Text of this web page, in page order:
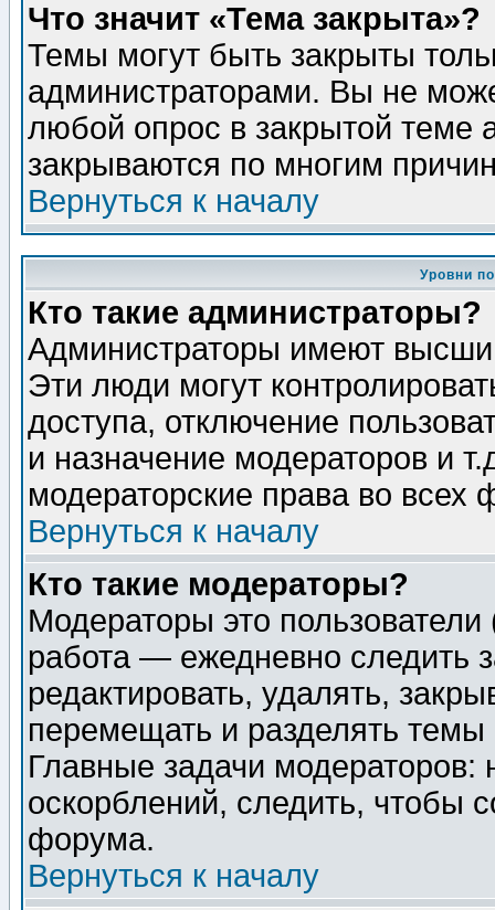
Что значит «Тема закрыта»?
Темы могут быть закрыты
администраторами. Вы не
любой опрос в закрытой теме
закрываются по многим
Вернуться к началу
Уровни
Кто такие администраторы?
Администраторы имеют
Эти люди могут
доступа, отключение
и назначение модераторов и
модераторские права во всех
Вернуться к началу
Кто такие модераторы?
Модераторы это
работа — ежедневно следить
редактировать, удалять,
перемещать и разделять
Главные задачи
оскорблений, следить, чтобы
форума.
Вернуться к началу